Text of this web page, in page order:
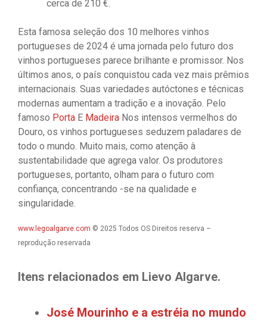
cerca de 210 €.
Esta famosa seleção dos 10 melhores vinhos
portugueses de 2024 é uma jornada pelo futuro dos
vinhos portugueses parece brilhante e promissor. Nos
últimos anos, o país conquistou cada vez mais prêmios
internacionais. Suas variedades autóctones e técnicas
modernas aumentam a tradição e a inovação. Pelo
famoso Porta E Madeira Nos intensos vermelhos do
Douro, os vinhos portugueses seduzem paladares de
todo o mundo. Muito mais, como atenção à
sustentabilidade que agrega valor. Os produtores
portugueses, portanto, olham para o futuro com
confiança, concentrando -se na qualidade e
singularidade.
www.legoalgarve.com © 2025 Todos OS Direitos reserva –
reprodução reservada
Itens relacionados em Lievo Algarve.
José Mourinho e a estréia no mundo